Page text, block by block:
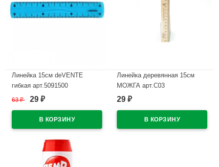
Линейка 15см deVENTE
гибкая арт.5091500
В наличии
63₽ 29 ₽
Линейка деревянная 15см
МОЖГА арт.С03
В наличии
29 ₽